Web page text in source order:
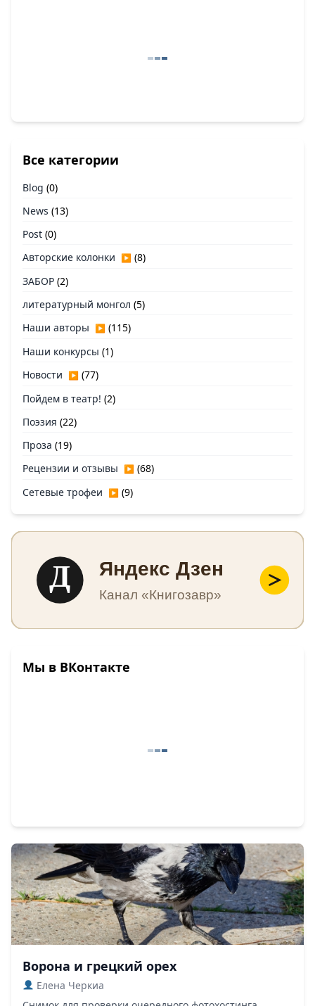
Ворона и грецкий орех
Елена Черкиа
Все категории
Blog (0)
News (13)
Post (0)
Авторские колонки ▶ (8)
ЗАБОР (2)
литературный монгол (5)
Наши авторы ▶ (115)
Наши конкурсы (1)
Новости ▶ (77)
Пойдем в театр! (2)
Поэзия (22)
Проза (19)
Рецензии и отзывы ▶ (68)
Сетевые трофеи ▶ (9)
Д Яндекс Дзен
Канал «Книгозавр»
Мы в ВКонтакте